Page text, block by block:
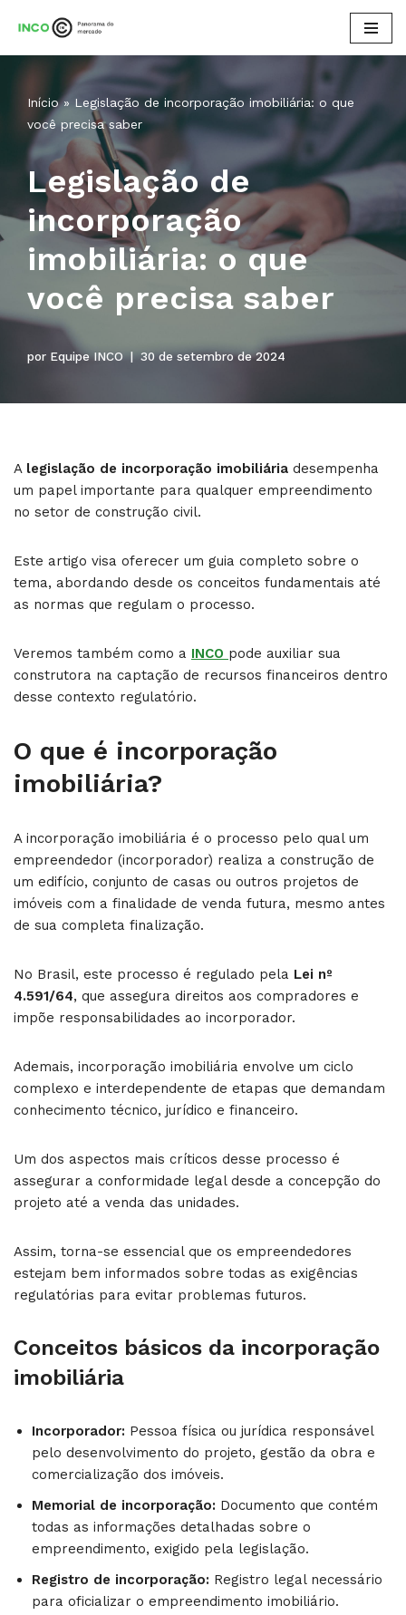
conteúdo
Início» Legislação de incorporação imobiliária: o que
você precisa saber
Legislação de
incorporação
imobiliária: o que
você precisa saber
por Equipe INCO 30 de setembro de 2024
A legislação de incorporação imobiliária desempenha
um papel importante para qualquer empreendimento
no setor de construção civil.
Este artigo visa oferecer um guia completo sobre o
tema, abordando desde os conceitos fundamentais até
as normas que regulam o processo.
Veremos também como a INCO pode auxiliar sua
construtora na captação de recursos financeiros dentro
desse contexto regulatório.
O que é incorporação
imobiliária?
A incorporação imobiliária é o processo pelo qual um
empreendedor (incorporador) realiza a construção de
um edifício, conjunto de casas ou outros projetos de
imóveis com a finalidade de venda futura, mesmo antes
de sua completa finalização.
No Brasil, este processo é regulado pela Lei nº
4.591/64, que assegura direitos aos compradores e
impõe responsabilidades ao incorporador.
Ademais, incorporação imobiliária envolve um ciclo
complexo e interdependente de etapas que demandam
conhecimento técnico, jurídico e financeiro.
Um dos aspectos mais críticos desse processo é
assegurar a conformidade legal desde a concepção do
projeto até a venda das unidades.
Assim, torna-se essencial que os empreendedores
estejam bem informados sobre todas as exigências
regulatórias para evitar problemas futuros.
Conceitos básicos da incorporação
imobiliária
Incorporador: Pessoa física ou jurídica responsável
pelo desenvolvimento do projeto, gestão da obra e
comercialização dos imóveis.
Memorial de incorporação: Documento que contém
todas as informações detalhadas sobre o
empreendimento, exigido pela legislação.
Registro de incorporação: Registro legal necessário
para oficializar o empreendimento imobiliário.